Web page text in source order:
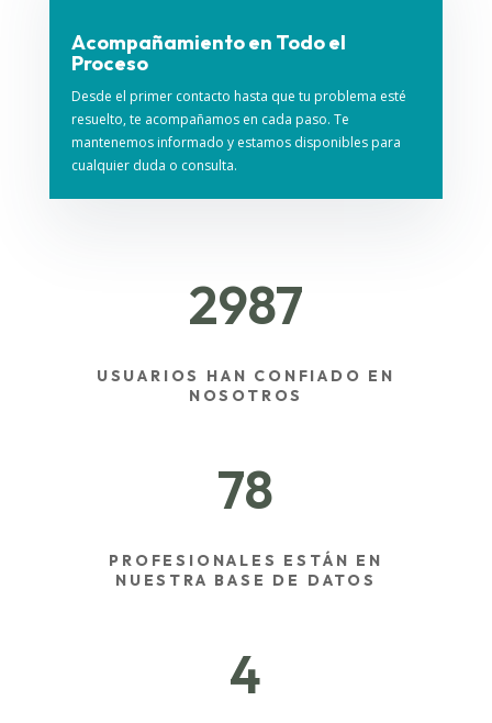
Acompañamiento en Todo el
Proceso
Desde el primer contacto hasta que tu problema esté
resuelto, te acompañamos en cada paso. Te
mantenemos informado y estamos disponibles para
cualquier duda o consulta.
2987
USUARIOS HAN CONFIADO EN
NOSOTROS
78
PROFESIONALES ESTÁN EN
NUESTRA BASE DE DATOS
4